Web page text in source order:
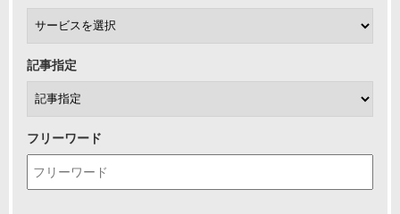
記事指定
フリーワード